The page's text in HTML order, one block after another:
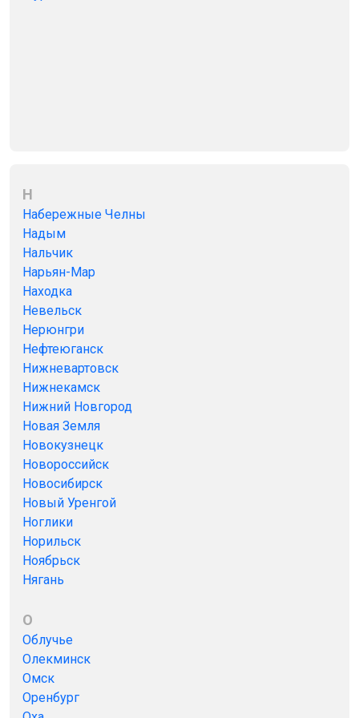
Н
Набережные Челны
Надым
Нальчик
Нарьян-Мар
Находка
Невельск
Нерюнгри
Нефтеюганск
Нижневартовск
Нижнекамск
Нижний Новгород
Новая Земля
Новокузнецк
Новороссийск
Новосибирск
Новый Уренгой
Ноглики
Норильск
Ноябрьск
Нягань
О
Облучье
Олекминск
Омск
Оренбург